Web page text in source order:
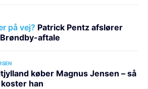
på vej? Patrick Pentz afslører
aftale
køber Magnus Jensen – så
han